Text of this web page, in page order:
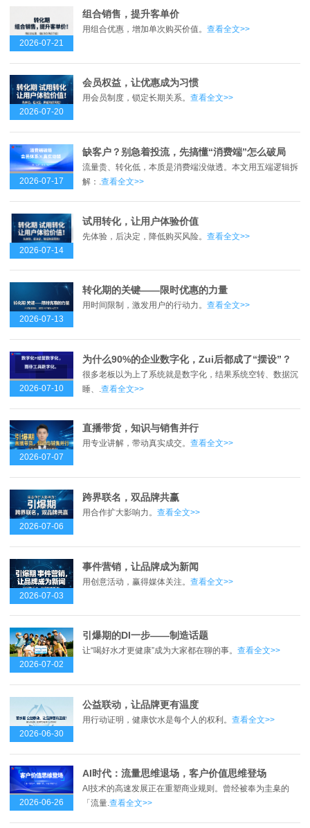
2026-07-21
组合销售，提升客单价
用组合优惠，增加单次购买价值。 查看全文>>
2026-07-20
会员权益，让优惠成为习惯
用会员制度，锁定长期关系。 查看全文>>
2026-07-17
缺客户？别急着投流，先搞懂“消费端”怎么破局
流量贵、转化低，本质是消费端没做透。本文用五端逻辑拆
解：.查看全文>>
2026-07-14
试用转化，让用户体验价值
先体验，后决定，降低购买风险。 查看全文>>
2026-07-13
转化期的关键——限时优惠的力量
用时间限制，激发用户的行动力。 查看全文>>
2026-07-10
为什么90%的企业数字化，Zui后都成了“摆设”？
很多老板以为上了系统就是数字化，结果系统空转、数据沉
睡、.查看全文>>
2026-07-07
直播带货，知识与销售并行
用专业讲解，带动真实成交。 查看全文>>
2026-07-06
跨界联名，双品牌共赢
用合作扩大影响力。 查看全文>>
2026-07-03
事件营销，让品牌成为新闻
用创意活动，赢得媒体关注。 查看全文>>
2026-07-02
引爆期的DI一步——制造话题
让“喝好水才更健康”成为大家都在聊的事。 查看全文>>
2026-06-30
公益联动，让品牌更有温度
用行动证明，健康饮水是每个人的权利。 查看全文>>
2026-06-26
AI时代：流量思维退场，客户价值思维登场
AI技术的高速发展正在重塑商业规则。曾经被奉为圭臬的
「流量.查看全文>>